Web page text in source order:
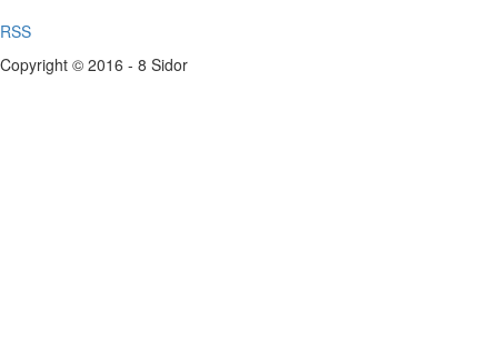
RSS
Copyright © 2016 - 8 Sidor